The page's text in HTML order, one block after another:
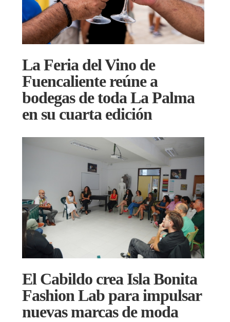
La Feria del Vino de
Fuencaliente reúne a
bodegas de toda La Palma
en su cuarta edición
El Cabildo crea Isla Bonita
Fashion Lab para impulsar
nuevas marcas de moda